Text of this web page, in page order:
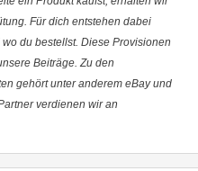
Für dich entstehen dabei
du bestellst. Diese Provisionen
Beiträge. Zu den
gehört unter anderem eBay und
verdienen wir an